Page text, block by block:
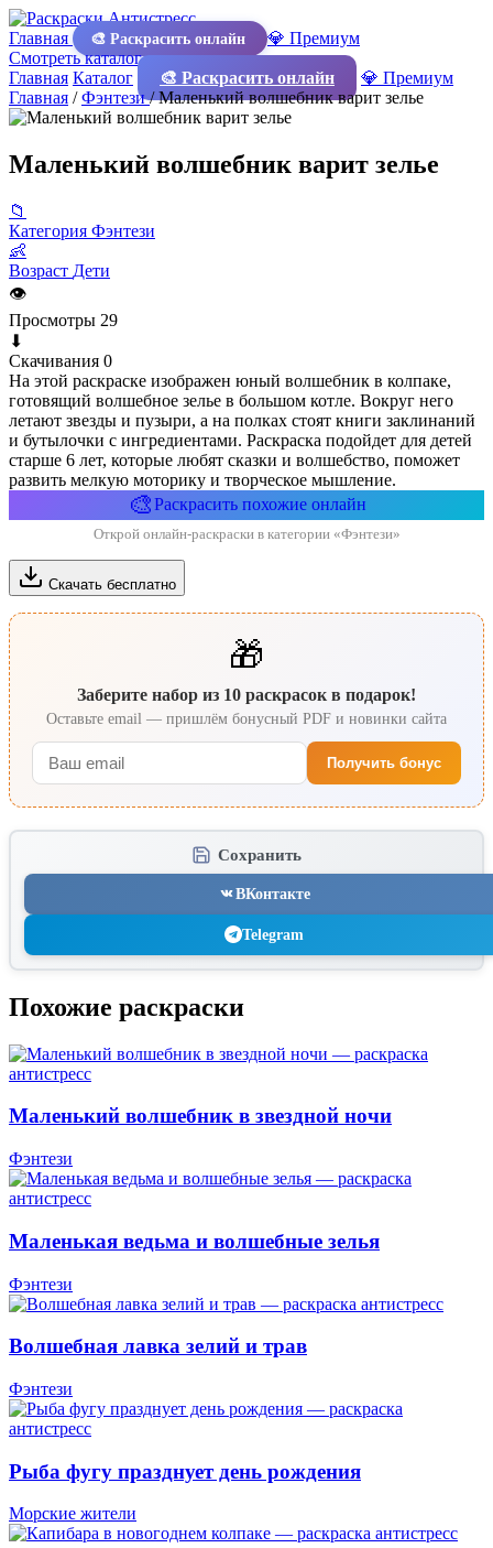
Главная 🎨 Раскрасить онлайн
💎 Премиум
Смотреть каталог
Главная Каталог 🎨 Раскрасить онлайн
💎 Премиум
Главная /Фэнтези/Маленький волшебник варит зелье
Маленький волшебник варит зелье
📁
Категория Фэнтези
👶
Возраст Дети
👁
Просмотры 29
⬇
Скачивания 0
На этой раскраске изображен юный волшебник в колпаке,
готовящий волшебное зелье в большом котле. Вокруг него
летают звезды и пузыри, а на полках стоят книги заклинаний
и бутылочки с ингредиентами. Раскраска подойдет для детей
старше 6 лет, которые любят сказки и волшебство, поможет
развить мелкую моторику и творческое мышление.
🎨Раскрасить похожие онлайн
Открой онлайн-раскраски в категории «Фэнтези»
Скачать бесплатно
🎁
Заберите набор из 10 раскрасок в подарок!
Оставьте email — пришлём бонусный PDF и новинки сайта
Получить бонус
Сохранить
ВКонтакте
Telegram
Похожие раскраски
Маленький волшебник в звездной ночи
Фэнтези
Маленькая ведьма и волшебные зелья
Фэнтези
Волшебная лавка зелий и трав
Фэнтези
Рыба фугу празднует день рождения
Морские жители